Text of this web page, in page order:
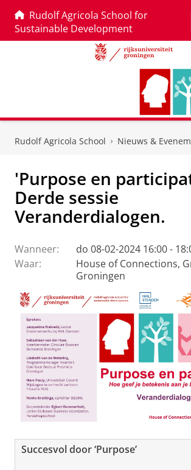
Rudolf Agricola School for
Sustainable Development
Rudolf Agricola School Nieuws &
'Purpose en
Derde sessie
Veranderdialogen.
Wanneer:
do 08-02-2024 16:00 -
Waar:
House of Connections,
Groningen
Succesvol door ‘Purpose’